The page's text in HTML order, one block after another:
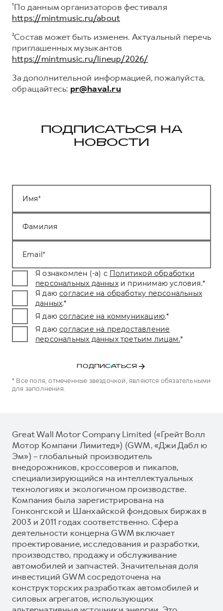
¹По данным организаторов фестиваля
https://mintmusic.ru/about
²Состав может быть изменен. Актуальный перечь
приглашенных музыкантов
https://mintmusic.ru/lineup/2026/
За дополнительной информацией, пожалуйста,
обращайтесь: pr@haval.ru
ПОДПИСАТЬСЯ НА
НОВОСТИ
Имя
Фамилия
Email
Я ознакомлен (-а) с Политикой обработки
персональных данных и принимаю условия.*
Я даю согласие на обработку персональных
данных.*
Я даю согласие на коммуникацию.*
Я даю согласие на предоставление
персональных данных третьим лицам.*
ПОДПИСАТЬСЯ
* Все поля, отмеченные звездочкой, являются обязательными
для заполнения.
Great Wall Motor Company Limited («Грейт Волл
Мотор Компани Лимитед») (GWM, «Джи Дабл ю
Эм») – глобальный производитель
внедорожников, кроссоверов и пикапов,
специализирующийся на интеллектуальных
технологиях и экологичном производстве.
Компания была зарегистрирована на
Гонконгской и Шанхайской фондовых биржах в
2003 и 2011 годах соответственно. Сфера
деятельности концерна GWM включает
проектирование, исследования и разработки,
производство, продажу и обслуживание
автомобилей и запчастей. Значительная доля
инвестиций GWM сосредоточена на
конструкторских разработках автомобилей и
силовых агрегатов, использующих